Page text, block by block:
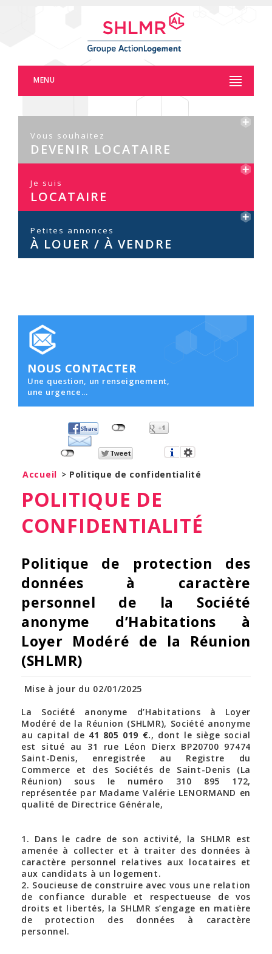
MENU
Vous souhaitez
DEVENIR LOCATAIRE
Je suis
LOCATAIRE
Petites annonces
À LOUER / À VENDRE
NOUS CONTACTER
Une question, un renseignement,
une urgence...
Accueil > Politique de confidentialité
POLITIQUE DE
CONFIDENTIALITÉ
Politique de protection des
données à caractère
personnel de la Société
anonyme d’Habitations à
Loyer Modéré de la Réunion
(SHLMR)
Mise à jour du 02/01/2025
La Société anonyme d’Habitations à Loyer
Modéré de la Réunion (SHLMR), Société anonyme
au capital de 41 805 019 €., dont le siège social
est situé au 31 rue Léon Dierx BP20700 97474
Saint-Denis, enregistrée au Registre du
Commerce et des Sociétés de Saint-Denis (La
Réunion) sous le numéro 310 895 172,
représentée par Madame Valérie LENORMAND en
qualité de Directrice Générale,
1. Dans le cadre de son activité, la SHLMR est
amenée à collecter et à traiter des données à
caractère personnel relatives aux locataires et
aux candidats à un logement.
2. Soucieuse de construire avec vous une relation
de confiance durable et respectueuse de vos
droits et libertés, la SHLMR s’engage en matière
de protection des données à caractère
personnel.